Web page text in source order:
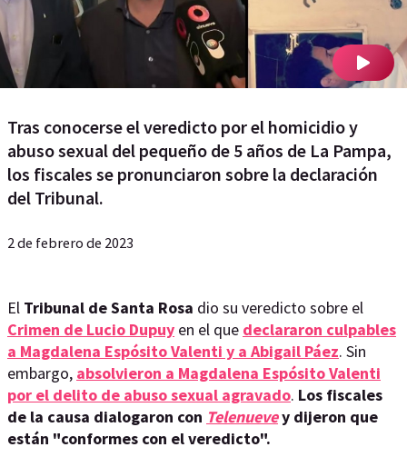
Tras conocerse el veredicto por el homicidio y
abuso sexual del pequeño de 5 años de La Pampa,
los fiscales se pronunciaron sobre la declaración
del Tribunal.
2 de febrero de 2023
El Tribunal de Santa Rosa dio su veredicto sobre el
Crimen de Lucio Dupuy en el que declararon culpables
a Magdalena Espósito Valenti y a Abigail Páez. Sin
embargo, absolvieron a Magdalena Espósito Valenti
por el delito de abuso sexual agravado. Los fiscales
de la causa dialogaron con Telenuevey dijeron que
están "conformes con el veredicto".